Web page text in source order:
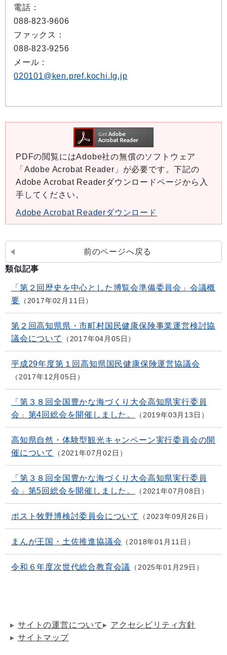
電話：
088-823-9606
ファックス：
088-823-9256
メール：
020101@ken.pref.kochi.lg.jp
PDFの閲覧にはAdobe社の無償のソフトウェア
「Adobe Acrobat Reader」が必要です。下記の
Adobe Acrobat Readerダウンロードページから入
手してください。
Adobe Acrobat Readerダウンロード
前のページへ戻る
類似記事
「第２回歴史を中心とした博覧会準備委員会」会議概
要
2017年02月11日
第２回高知県県・市町村国民健康保険事業運営検討協
議会について
2017年04月05日
平成29年度第１回高知県国民健康保険運営協議会
2017年12月05日
「第３８回全国豊かな海づくり大会高知県実行委員
会」第4回総会を開催しました。
2019年03月13日
高知県自然・体験型観光キャンペーン実行委員会の開
催について
2021年07月02日
「第３８回全国豊かな海づくり大会高知県実行委員
会」第5回総会を開催しました。
2021年07月08日
ポスト牧野博検討委員会について 2023年09月26日
まんが王国・土佐推進協議会 2018年01月11日
令和６年度次世代総合教育会議 2025年01月29日
サイトの運営について
アクセシビリティ方針
サイトマップ